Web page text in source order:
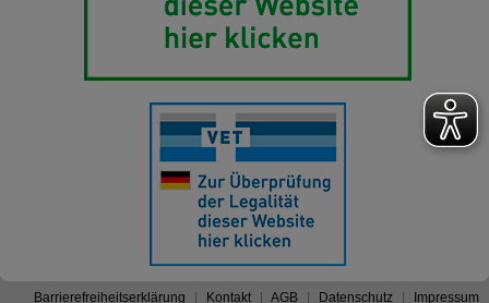
Barrierefreiheitserklärung Kontakt AGB Datenschutz Impressum